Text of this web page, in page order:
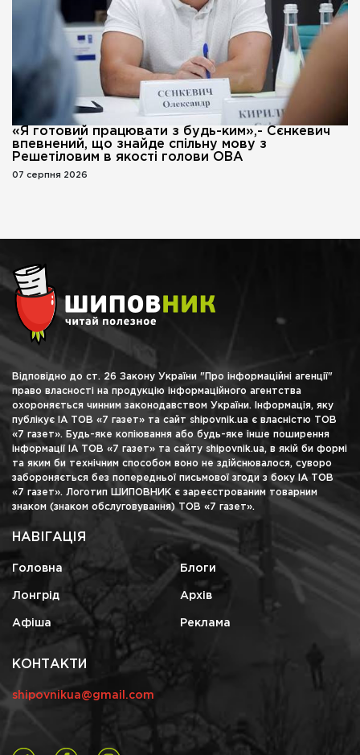
«Я готовий працювати з будь-ким»,- Сєнкевич
впевнений, що знайде спільну мову з
Решетіловим в якості голови ОВА
07 серпня 2026
Відповідно до ст. 26 Закону України "Про інформаційні агенції"
право власності на продукцію інформаційного агентства
охороняється чинним законодавством України. Інформація, яку
публікує ІА ТОВ «7 газет» та сайт shipovnik.ua є власністю ТОВ
«7 газет». Будь-яке копіювання або будь-яке інше поширення
інформації ІА ТОВ «7 газет» та сайту shipovnik.ua, в якій би формі
та яким би технічним способом воно не здійснювалося, суворо
забороняється без попередньої письмової згоди з боку ІА ТОВ
«7 газет». Логотип ШИПОВНИК є зареєстрованим товарним
знаком (знаком обслуговування) ТОВ «7 газет».
НАВІГАЦІЯ
Головна Блоги
Лонгрід Архів
Афіша Реклама
КОНТАКТИ
shipovnikua@gmail.com